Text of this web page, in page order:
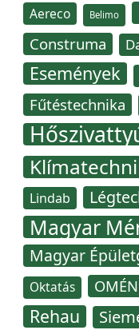
Aereco Belimo
Construma
Események
Fűtéstechnika
Lindab
Magyar
Magyar
Oktatás OMÉN
Rehau